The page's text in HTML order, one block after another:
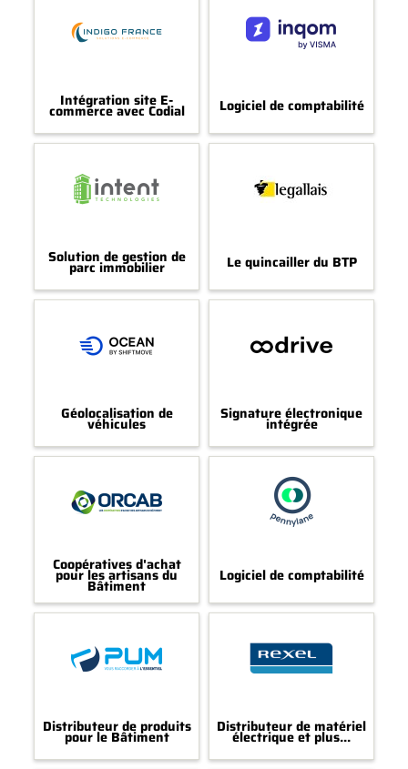
Intégration site E-
commerce avec Codial Logiciel de comptabilité
Solution de gestion de
parc immobilier Le quincailler du BTP
Géolocalisation de
véhicules
Signature électronique
intégrée
Coopératives d'achat
pour les artisans du
Bâtiment
Logiciel de comptabilité
Distributeur de produits
pour le Bâtiment
Distributeur de matériel
électrique et plus...